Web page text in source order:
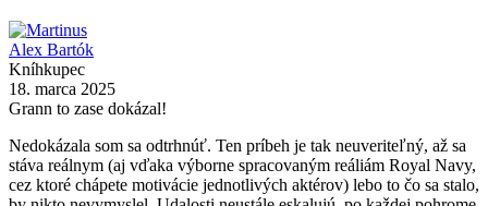
Alex Bartók
Kníhkupec
18. marca 2025
Grann to zase dokázal!
Nedokázala som sa odtrhnúť. Ten príbeh je tak neuveriteľný, až sa
stáva reálnym (aj vďaka výborne spracovaným reáliám Royal Navy,
cez ktoré chápete motivácie jednotlivých aktérov) lebo to čo sa stalo,